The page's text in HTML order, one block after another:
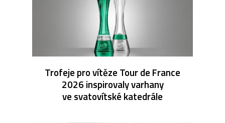
Trofeje pro vítěze Tour de France
2026 inspirovaly varhany
ve svatovítské katedrále